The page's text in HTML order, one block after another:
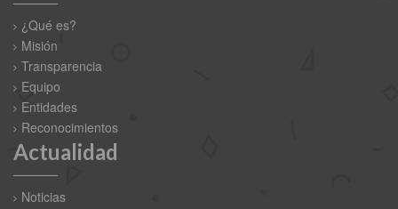
¿Qué es?
Misión
Transparencia
Equipo
Entidades
Reconocimientos
Actualidad
Noticias